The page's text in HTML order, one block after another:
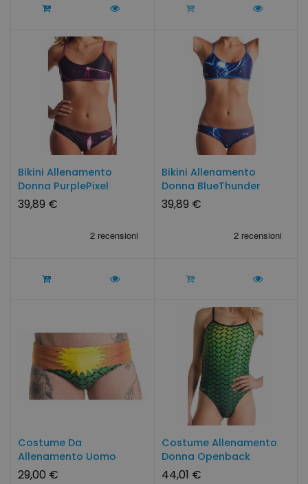
Bikini Allenamento
Donna PurplePixel
Swimmershop
39,89 €
Bikini Allenamento
Donna BlueThunder
SwimmerWear
39,89 €
Costume Da
Allenamento Uomo
Tritone By SwimmerWear
29,00 €
Costume Allenamento
Donna Openback
Sirena...
44,01 €